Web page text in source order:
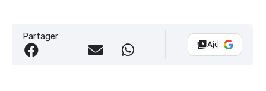
Partager
Ajouter Vélo